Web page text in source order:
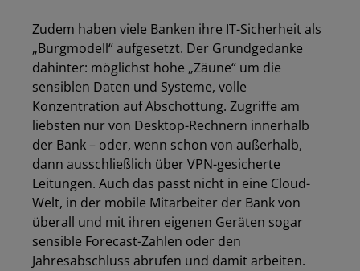
Zudem haben viele Banken ihre IT-Sicherheit als
„Burgmodell“ aufgesetzt. Der Grundgedanke
dahinter: möglichst hohe „Zäune“ um die
sensiblen Daten und Systeme, volle
Konzentration auf Abschottung. Zugriffe am
liebsten nur von Desktop-Rechnern innerhalb
der Bank – oder, wenn schon von außerhalb,
dann ausschließlich über VPN-gesicherte
Leitungen. Auch das passt nicht in eine Cloud-
Welt, in der mobile Mitarbeiter der Bank von
überall und mit ihren eigenen Geräten sogar
sensible Forecast-Zahlen oder den
Jahresabschluss abrufen und damit arbeiten.
Los